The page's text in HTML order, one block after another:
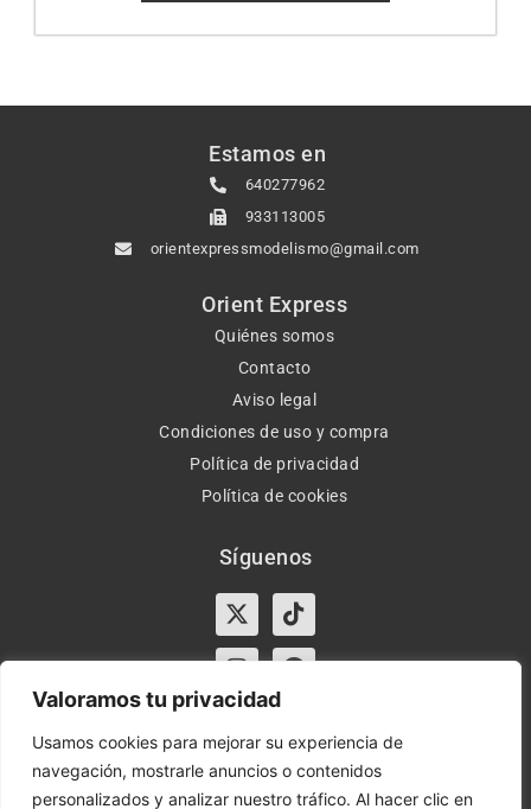
Valoramos tu privacidad
Usamos cookies para mejorar su experiencia de
navegación, mostrarle anuncios o contenidos
personalizados y analizar nuestro tráfico. Al hacer clic en
Estamos en
640277962
933113005
orientexpressmodelismo@gmail.com
Orient Express
Quiénes somos
Contacto
Aviso legal
Condiciones de uso y compra
Política de privacidad
Política de cookies
Síguenos
X-
twitter
Tiktok
InstagramFacebook
Horario:
Lun-Vie de 10:00-13:30 y 17:00-20:00 – Sáb de